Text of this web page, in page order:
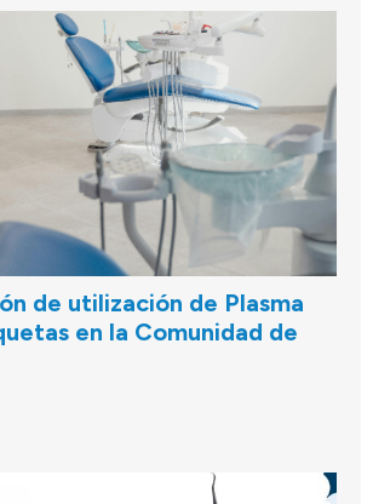
de utilización de Plasma
en la Comunidad de